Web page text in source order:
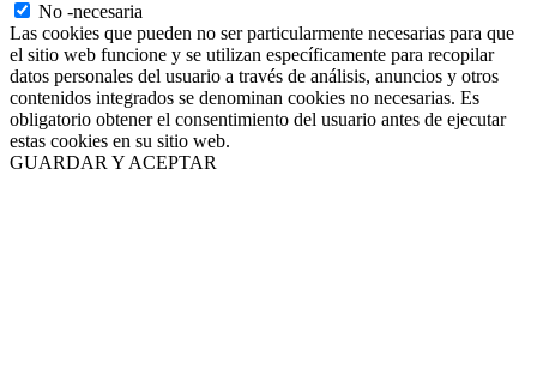
No -necesaria
Las cookies que pueden no ser particularmente necesarias para que
el sitio web funcione y se utilizan específicamente para recopilar
datos personales del usuario a través de análisis, anuncios y otros
contenidos integrados se denominan cookies no necesarias. Es
obligatorio obtener el consentimiento del usuario antes de ejecutar
estas cookies en su sitio web.
GUARDAR Y ACEPTAR